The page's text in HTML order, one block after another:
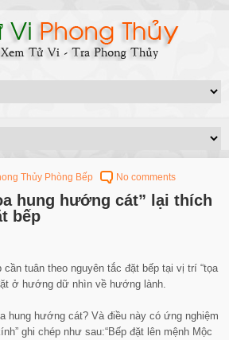
Thủy Phòng Bếp No comments
hung hướng cát” lại thích
bếp
cần tuân theo nguyên tắc đặt bếp tại vị trí “tọa
ở hướng dữ nhìn về hướng lành.
hung hướng cát? Và điều này có ứng nghiệm
ghi chép như sau:“Bếp đặt lên mệnh Mộc